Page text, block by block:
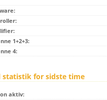
1+2+3:
4:
statistik for sidste time
aktiv: